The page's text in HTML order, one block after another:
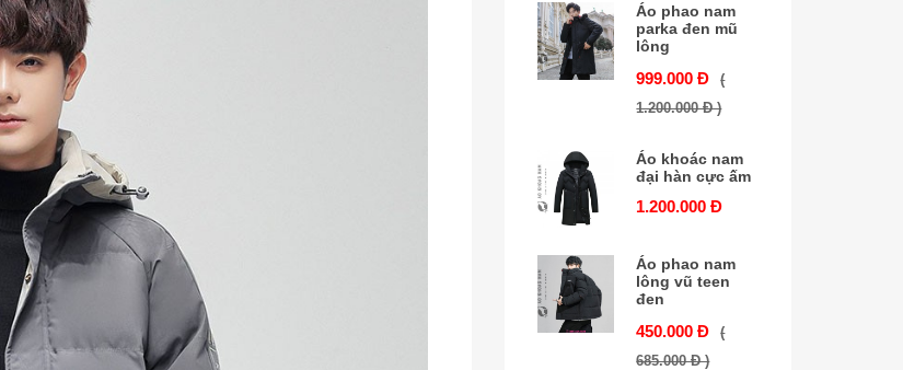
Áo phao nam
parka đen mũ
lông
999.000 Đ
(
1.200.000 Đ )
Áo khoác nam
đại hàn cực ấm
1.200.000 Đ
Áo phao nam
lông vũ teen
đen
450.000 Đ
(
685.000 Đ )